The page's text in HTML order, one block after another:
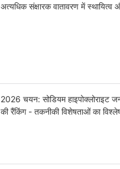
अत्यधिक संक्षारक वातावरण में स्थायित्व
2026 चयन: सोडियम हाइपोक्लोराइट
की रैंकिंग - तकनीकी विशेषताओं का